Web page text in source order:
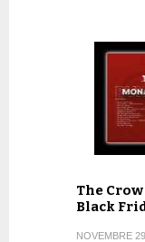
The
Black
NOVEMBRE